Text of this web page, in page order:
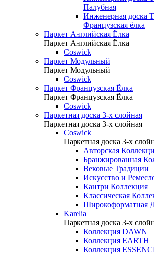
Палубная
Инженерная доска
Французская ёлка
Паркет Английская Ёлка
Паркет Английская Ёлка
Coswick
Паркет Модульный
Паркет Модульный
Coswick
Паркет Французская Ёлка
Паркет Французская Ёлка
Coswick
Паркетная доска 3-х слойная
Паркетная доска 3-х слойная
Coswick
Паркетная доска 3-х
Авторская
Бранжированная
Вековые Традиции
Искусство и
Кантри Коллекция
Классическая
Широкоформатная
Karelia
Паркетная доска 3-х
Коллекция DAWN
Коллекция EARTH
Коллекция